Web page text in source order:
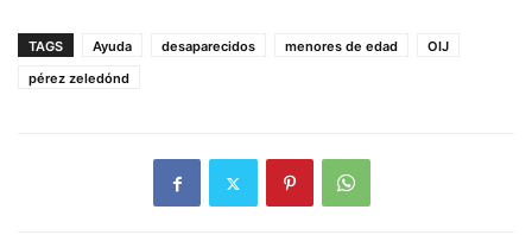
TAGS Ayuda desaparecidos menores de edad
OIJ
pérez zeledónd